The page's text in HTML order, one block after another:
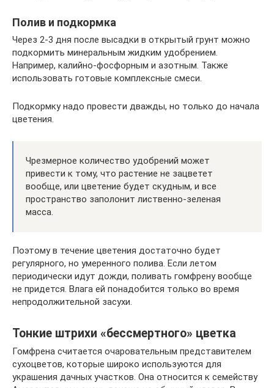
Полив и подкормка
Через 2-3 дня после высадки в открытый грунт можно
подкормить минеральным жидким удобрением.
Например, калийно-фосфорным и азотным. Также
использовать готовые комплексные смеси.
Подкормку надо провести дважды, но только до начала
цветения.
Чрезмерное количество удобрений может
привести к тому, что растение не зацветет
вообще, или цветение будет скудным, и все
пространство заполонит лиственно-зеленая
масса.
Поэтому в течение цветения достаточно будет
регулярного, но умеренного полива. Если летом
периодически идут дожди, поливать гомфрену вообще
не придется. Влага ей понадобится только во время
непродолжительной засухи.
Тонкие штрихи «бессмертного» цветка
Гомфрена считается очаровательным представителем
сухоцветов, которые широко используются для
украшения дачных участков. Она относится к семейству